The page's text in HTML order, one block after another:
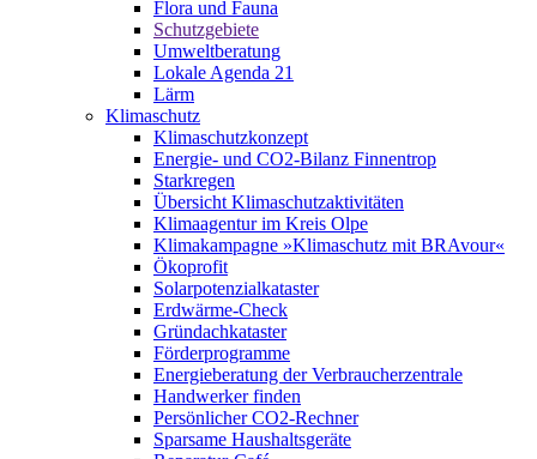
Flora und Fauna
Schutzgebiete
Umweltberatung
Lokale Agenda 21
Lärm
Klimaschutz
Klimaschutzkonzept
Energie- und CO2-Bilanz Finnentrop
Starkregen
Übersicht Klimaschutzaktivitäten
Klimaagentur im Kreis Olpe
Klimakampagne »Klimaschutz mit BRAvour«
Ökoprofit
Solarpotenzialkataster
Erdwärme-Check
Gründachkataster
Förderprogramme
Energieberatung der Verbraucherzentrale
Handwerker finden
Persönlicher CO2-Rechner
Sparsame Haushaltsgeräte